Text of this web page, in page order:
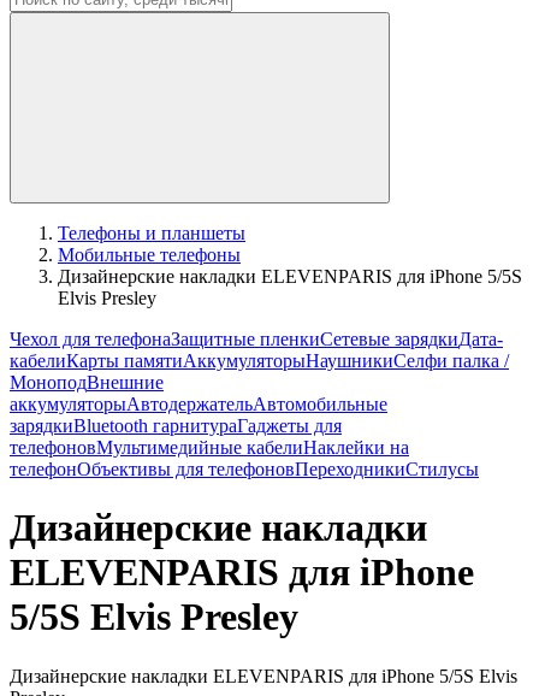
Телефоны и планшеты
Мобильные телефоны
Дизайнерские накладки ELEVENPARIS для iPhone 5/5S
Elvis Presley
Чехол для телефонаЗащитные пленкиСетевые зарядкиДата-
кабелиКарты памятиАккумуляторыНаушникиСелфи палка /
МоноподВнешние
аккумуляторыАвтодержательАвтомобильные
зарядкиBluetooth гарнитураГаджеты для
телефоновМультимедийные кабелиНаклейки на
телефонОбъективы для телефоновПереходникиСтилусы
Дизайнерские накладки
ELEVENPARIS для iPhone
5/5S Elvis Presley
Дизайнерские накладки ELEVENPARIS для iPhone 5/5S Elvis